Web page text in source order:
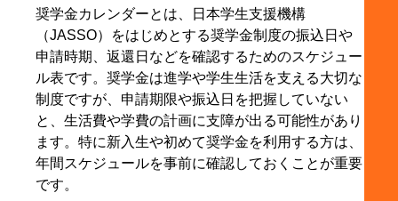
7-1. 返還は卒業後すぐではなく一定期間後に始ま
る
7-2. 返還日は原則として毎月27日
7-3. 残高不足を防ぐための家計管理
8. 奨学金カレンダーを見るときの注意点
8-1. 公式情報を必ず確認する
8-2. 学校ごとの締切はJASSO日程と異なる
奨学金カレンダーとは、日本学生支援機構
（JASSO）をはじめとする奨学金制度の振込日や
申請時期、返還日などを確認するためのスケジュー
ル表です。奨学金は進学や学生生活を支える大切な
制度ですが、申請期限や振込日を把握していない
と、生活費や学費の計画に支障が出る可能性があり
ます。特に新入生や初めて奨学金を利用する方は、
年間スケジュールを事前に確認しておくことが重要
です。